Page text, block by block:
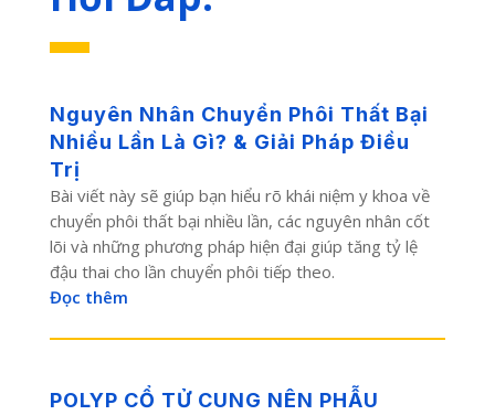
Nguyên Nhân Chuyển Phôi Thất Bại
Nhiều Lần Là Gì? & Giải Pháp Điều
Trị
Bài viết này sẽ giúp bạn hiểu rõ khái niệm y khoa về
chuyển phôi thất bại nhiều lần, các nguyên nhân cốt
lõi và những phương pháp hiện đại giúp tăng tỷ lệ
đậu thai cho lần chuyển phôi tiếp theo.
Đọc thêm
POLYP CỔ TỬ CUNG NÊN PHẪU